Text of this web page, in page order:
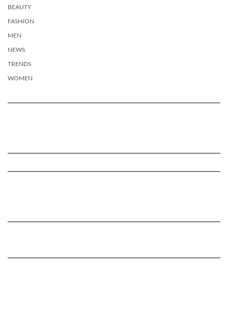
BEAUTY
FASHION
MEN
NEWS
TRENDS
WOMEN